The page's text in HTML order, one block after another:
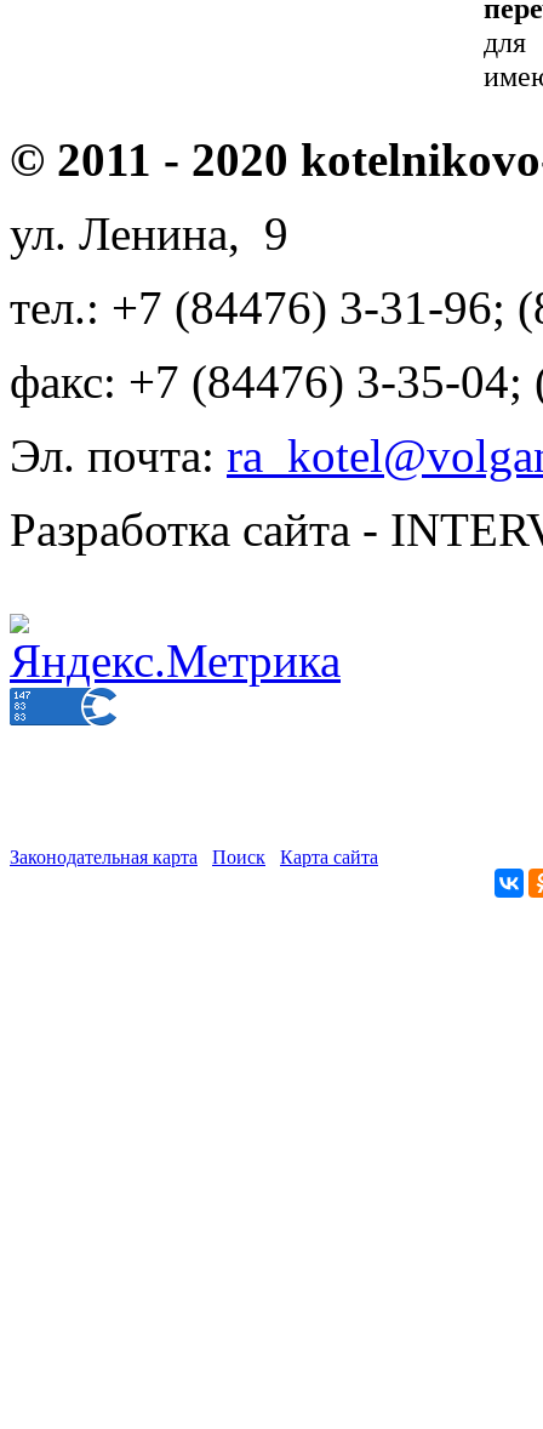
для
© 2011 - 2020
ул. Ленина, 9
тел.: +7 (84476) 3-31-96;
факс: +7 (84476) 3-35-04;
Эл. почта:
Разработка сайта -
Законодательная карта Поиск Карта сайта